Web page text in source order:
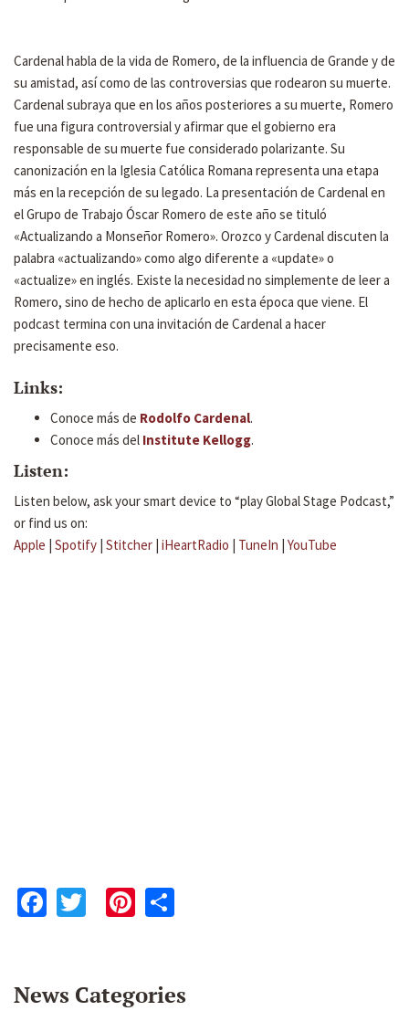
Cardenal habla de la vida de Romero, de la influencia de Grande y de
su amistad, así como de las controversias que rodearon su muerte.
Cardenal subraya que en los años posteriores a su muerte, Romero
fue una figura controversial y afirmar que el gobierno era
responsable de su muerte fue considerado polarizante. Su
canonización en la Iglesia Católica Romana representa una etapa
más en la recepción de su legado. La presentación de Cardenal en
el Grupo de Trabajo Óscar Romero de este año se tituló
«Actualizando a Monseñor Romero». Orozco y Cardenal discuten la
palabra «actualizando» como algo diferente a «update» o
«actualize» en inglés. Existe la necesidad no simplemente de leer a
Romero, sino de hecho de aplicarlo en esta época que viene. El
podcast termina con una invitación de Cardenal a hacer
precisamente eso.
Links:
Conoce más de Rodolfo Cardenal.
Conoce más del Institute Kellogg.
Listen:
Listen below, ask your smart device to “play Global Stage Podcast,”
or find us on:
Apple | Spotify | Stitcher | iHeartRadio | TuneIn | YouTube
Facebook
TwitterPinterest
News Categories